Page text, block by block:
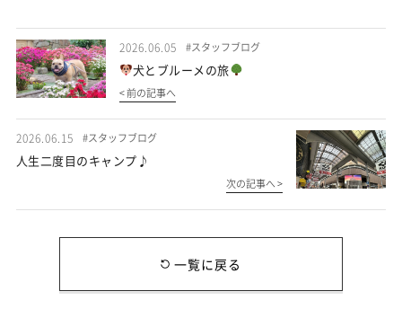
2026.06.05 #スタッフブログ
犬とブルーメの旅
< 前の記事へ
2026.06.15 #スタッフブログ
人生二度目のキャンプ♪
次の記事へ >
一覧に戻る